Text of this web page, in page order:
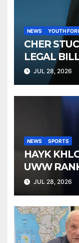
NEWS YOUTH
CHER
LEGAL
SONNY
JUL 28, 2026
NEWS SPORTS
HAYK
UWW
BUDAPEST
JUL 28, 2026